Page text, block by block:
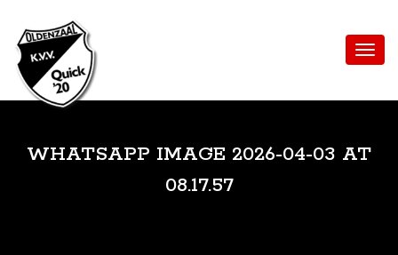
WHATSAPP IMAGE 2026-04-03 AT
08.17.57